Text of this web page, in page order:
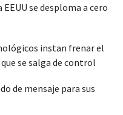
se desploma a cero
instan frenar el
se salga de control
de mensaje para sus